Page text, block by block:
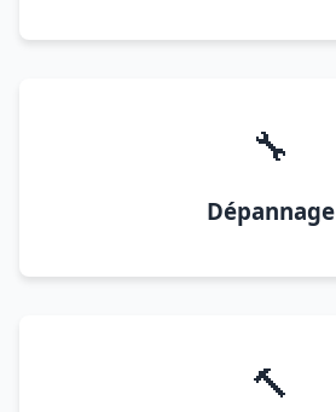
🔧
Dépannage
🔨